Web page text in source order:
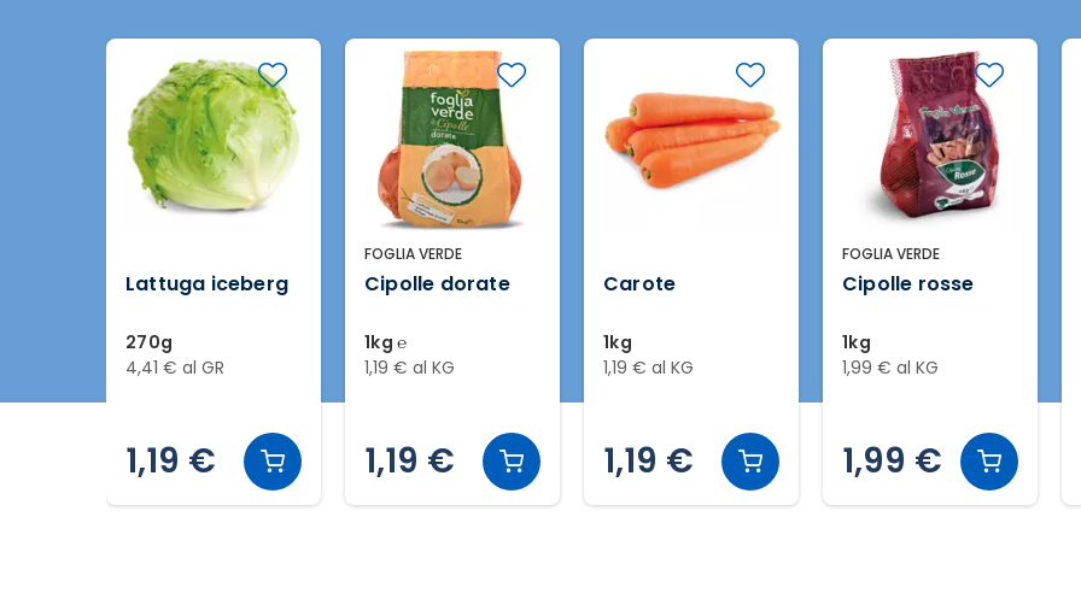
Lattuga iceberg
270g
4,41 € al GR
1,19 €
FOGLIA VERDE
Cipolle dorate
1kg ℮
1,19 € al KG
1,19 €
Carote
1kg
1,19 € al KG
1,19 €
FOGLIA VERDE
Cipolle rosse
1kg
1,99 € al KG
1,99 €